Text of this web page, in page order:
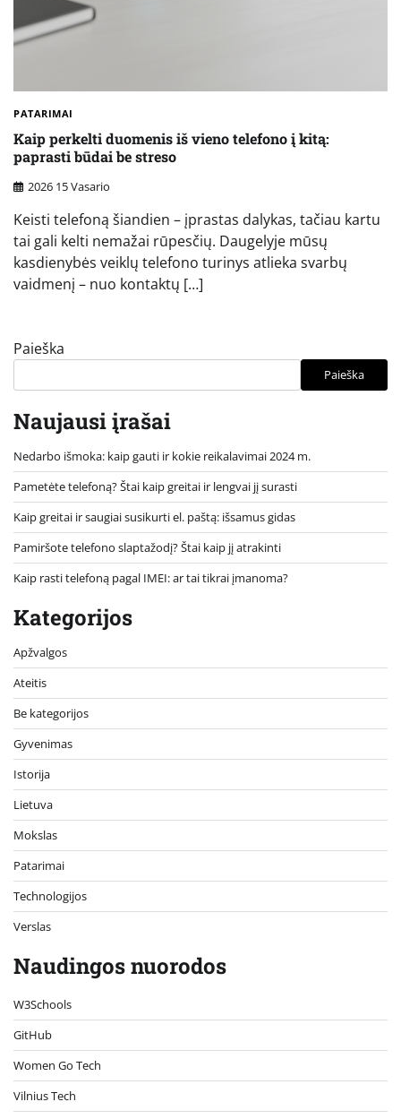
PATARIMAI
Kaip perkelti duomenis iš vieno telefono į kitą:
paprasti būdai be streso
2026 15 Vasario
Keisti telefoną šiandien – įprastas dalykas, tačiau kartu
tai gali kelti nemažai rūpesčių. Daugelyje mūsų
kasdienybės veiklų telefono turinys atlieka svarbų
vaidmenį – nuo kontaktų […]
Paieška
Paieška
Naujausi įrašai
Nedarbo išmoka: kaip gauti ir kokie reikalavimai 2024 m.
Pametėte telefoną? Štai kaip greitai ir lengvai jį surasti
Kaip greitai ir saugiai susikurti el. paštą: išsamus gidas
Pamiršote telefono slaptažodį? Štai kaip jį atrakinti
Kaip rasti telefoną pagal IMEI: ar tai tikrai įmanoma?
Kategorijos
Apžvalgos
Ateitis
Be kategorijos
Gyvenimas
Istorija
Lietuva
Mokslas
Patarimai
Technologijos
Verslas
Naudingos nuorodos
W3Schools
GitHub
Women Go Tech
Vilnius Tech